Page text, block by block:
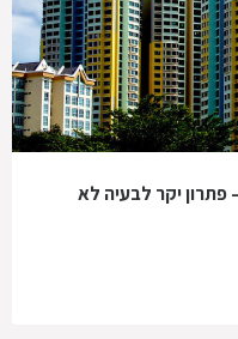
פתרון יקר לבעיה לא